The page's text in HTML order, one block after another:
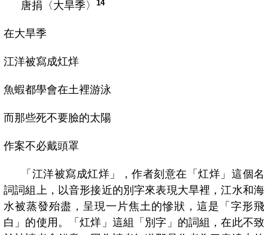
唐捐〈大旱季〉14
在大旱季
江洋被寫成灴烊
魚蝦都學會在土裡游泳
而那些死不要臉的太陽
作案不必戴頭罩
「江洋被寫成灴烊」，作者刻意在 「灴烊」這個名
詞詞組上，以音形接近的別字來表現大旱裡，江水和海
水被蒸發殆盡，呈現一片焦土的慘狀，這是「字形飛
白」的使用。「灴烊」 這組「別字」的詞組，在此不致